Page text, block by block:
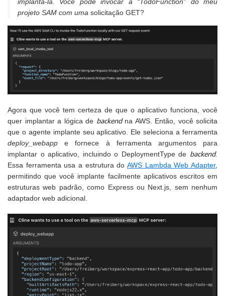
projeto SAM com uma solicitação GET?
Agora que você tem certeza de que o aplicativo funciona, você
quer implantar a lógica de backendna AWS. Então, você solicita
que o agente implante seu aplicativo. Ele seleciona a ferramenta
deploy_webapp e fornece à ferramenta argumentos para
implantar o aplicativo, incluindo o DeploymentType de backend.
Essa ferramenta usa a estrutura do AWS Lambda Web Adapter,
permitindo que você implante facilmente aplicativos escritos em
estruturas web padrão, como Express ou Next.js, sem nenhum
adaptador web adicional.